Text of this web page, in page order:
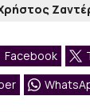
Facebook